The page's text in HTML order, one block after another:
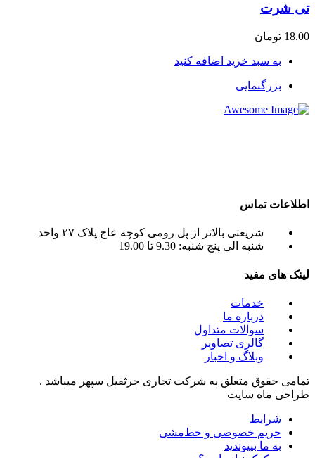
تی شرت
18.00 تومان
به سبد خرید اضافه کنید
بزرگنمایی
اطلاعات تماس
شریعتی بالاتر از پل رومی کوچه عاج پلاک ۲۷ واحد
شنبه الی پنج شنبه: 9.30 تا 19.00
لینک های مفید
خدمات
درباره ما
سوالات متداول
گالری تصاویر
وبلاگ و اخبار
تمامی حقوق متعلق به شرکت تجاری جرثقیل سپهر میباشد .
طراحی ماه سایت
شرایط
حریم خصوصی و خط‌مشی
به ما بپیوندید